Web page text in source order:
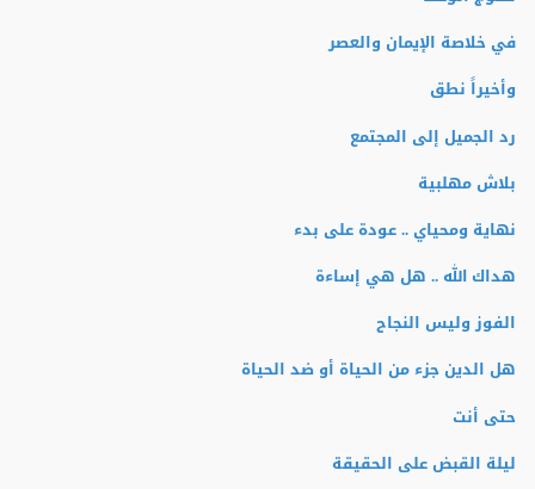
في خلاصة الإيمان والعصر
وأخيراً نطق
رد الجميل إلى المجتمع
بلاش مهلبية
نهاية ومحياي .. عودة على بدء
هداك الله .. هل هي إساءة
الفوز وليس النجاح
هل الدين جزء من الحياة أو ضد الحياة
حتى أنت
ليلة القبض على الحقيقة